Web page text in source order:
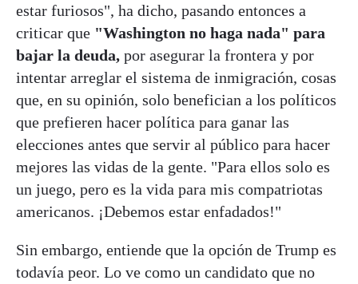
estar furiosos", ha dicho, pasando entonces a
criticar que "Washington no haga nada" para
bajar la deuda, por asegurar la frontera y por
intentar arreglar el sistema de inmigración, cosas
que, en su opinión, solo benefician a los políticos
que prefieren hacer política para ganar las
elecciones antes que servir al público para hacer
mejores las vidas de la gente. "Para ellos solo es
un juego, pero es la vida para mis compatriotas
americanos. ¡Debemos estar enfadados!"
Sin embargo, entiende que la opción de Trump es
todavía peor. Lo ve como un candidato que no